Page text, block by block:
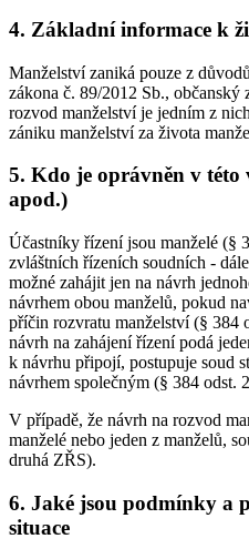
4. Základní informace k
Manželství zaniká pouze z
zákona č. 89/2012 Sb.,
rozvod manželství je jedním z
zániku manželství za života
5. Kdo je oprávněn v této
apod.)
Účastníky řízení jsou manželé (§
zvláštních řízeních soudních -
možné zahájit jen na návrh
návrhem obou manželů, pokud
příčin rozvratu manželství (§ 384
návrh na zahájení řízení podá
k návrhu připojí, postupuje soud
návrhem společným (§ 384 odst.
V případě, že návrh na rozvod
manželé nebo jeden z manželů,
druhá ZŘS).
6. Jaké jsou podmínky a
situace